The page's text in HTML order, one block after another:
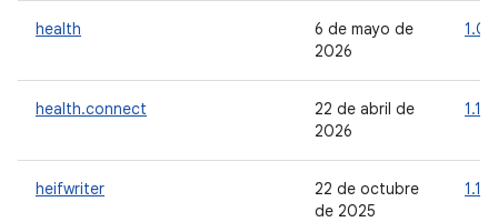
health
6 de mayo de
2026
health.connect
22 de abril de
2026
1.1.0
heifwriter
22 de octubre
de 2025
1.1.0